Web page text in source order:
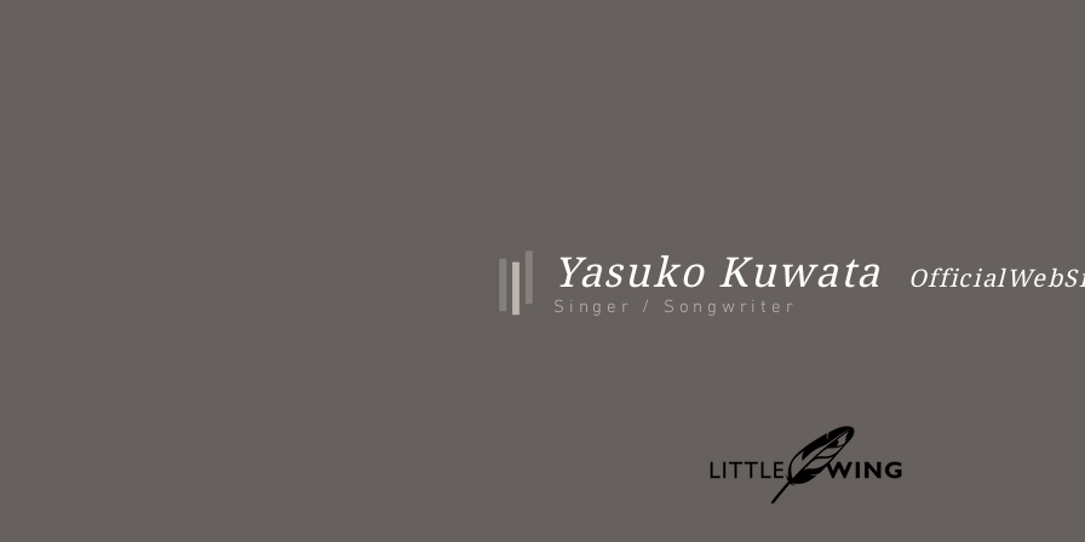
Yasuko Kuwata
Singer / Songwriter